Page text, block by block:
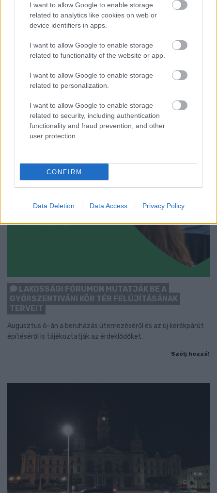
I want to allow Google to enable storage
related to analytics like cookies on web or
device identifiers in apps.
I want to allow Google to enable storage
related to functionality of the website or app.
I want to allow Google to enable storage
related to personalization.
I want to allow Google to enable storage
related to security, including authentication
functionality and fraud prevention, and other
user protection.
CONFIRM
Data Deletion Data Access Privacy Policy
MEGRÁZÓ VIDEÓ BÁBOLNÁRÓL: HAJLÉKTALAN
INFORMÁCIÓINK SZERINT A RENDŐRSÉG MÁR
INTÉZKEDIK AZ ÜGYBEN
A felvételen egy padon alvó férfit ütnek meg, majd arra
kényszerítik, hogy térdre ereszkedve megcsókolja egyikük
LAKOSSÁGI FÓRUMON MUTATJÁK BE A
GYŐRSZENTIVÁNI KÖR TÉR FELÚJÍTÁSÁNAK
TERVEIT
Augusztus 6-án a beruházás ütemezéséről és az új kerékpárút
építéséről is tájékoztatják az érdeklődőket.
Szólj hozzá!